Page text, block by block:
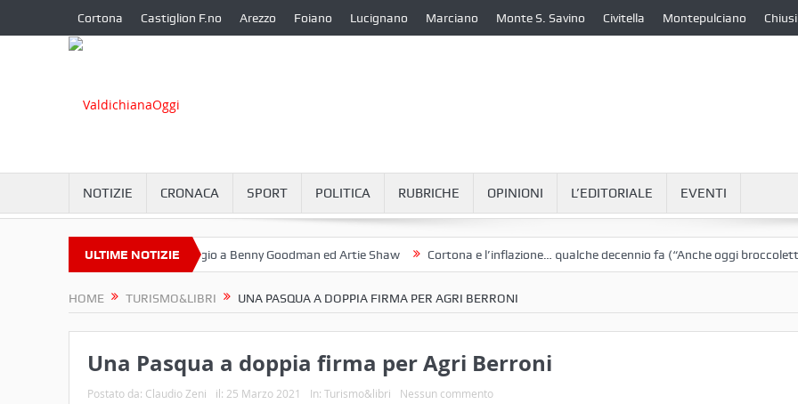
Cortona Castiglion F.no Arezzo Foiano Lucignano Marciano Monte S. Savino Civitella Montepulciano Chiusi
NOTIZIE CRONACA SPORT POLITICA RUBRICHE OPINIONI L’EDITORIALE EVENTI
ULTIME NOTIZIE
a Camucia? Omaggio a Benny Goodman ed Artie Shaw Cortona e l’inflazione… qualche decennio fa (“Anche oggi broccoletti e
HOME TURISMO&LIBRI UNA PASQUA A DOPPIA FIRMA PER AGRI BERRONI
Una Pasqua a doppia firma per Agri Berroni
Postato da: Claudio Zeni il: 25 Marzo 2021 In: Turismo&libri Nessun commento